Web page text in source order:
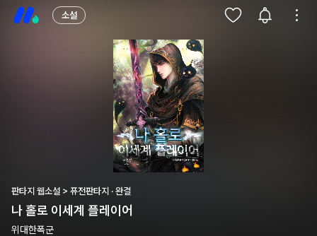
소설
판타지 웹소설 > 퓨전판타지 · 완결
나 홀로 이세계 플레이어
위대한폭군